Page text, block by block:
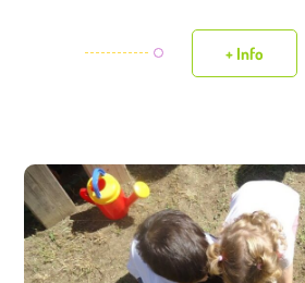
+ Info